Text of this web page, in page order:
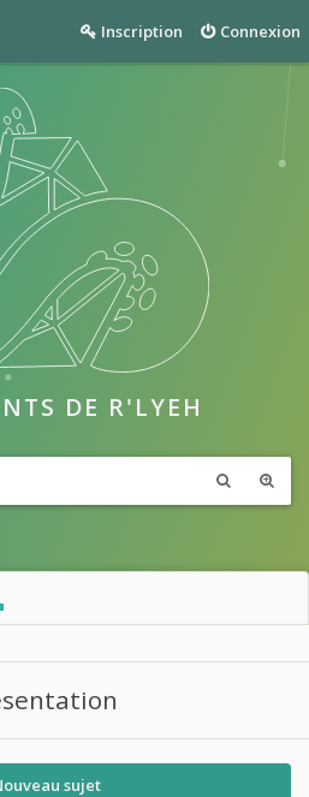
Connexion
Inscription
DE R'LYEH
sujet